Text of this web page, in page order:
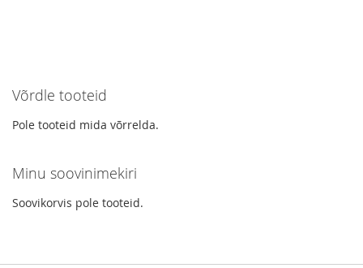
Võrdle tooteid
Pole tooteid mida võrrelda.
Minu soovinimekiri
Soovikorvis pole tooteid.